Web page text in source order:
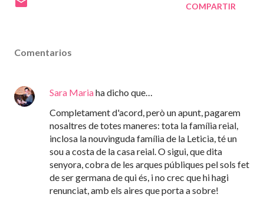
COMPARTIR
Comentarios
Sara Mariaha dicho que…
Completament d'acord, però un apunt, pagarem
nosaltres de totes maneres: tota la família reial,
inclosa la nouvinguda família de la Leticia, té un
sou a costa de la casa reial. O sigui, que dita
senyora, cobra de les arques públiques pel sols fet
de ser germana de qui és, i no crec que hi hagi
renunciat, amb els aires que porta a sobre!